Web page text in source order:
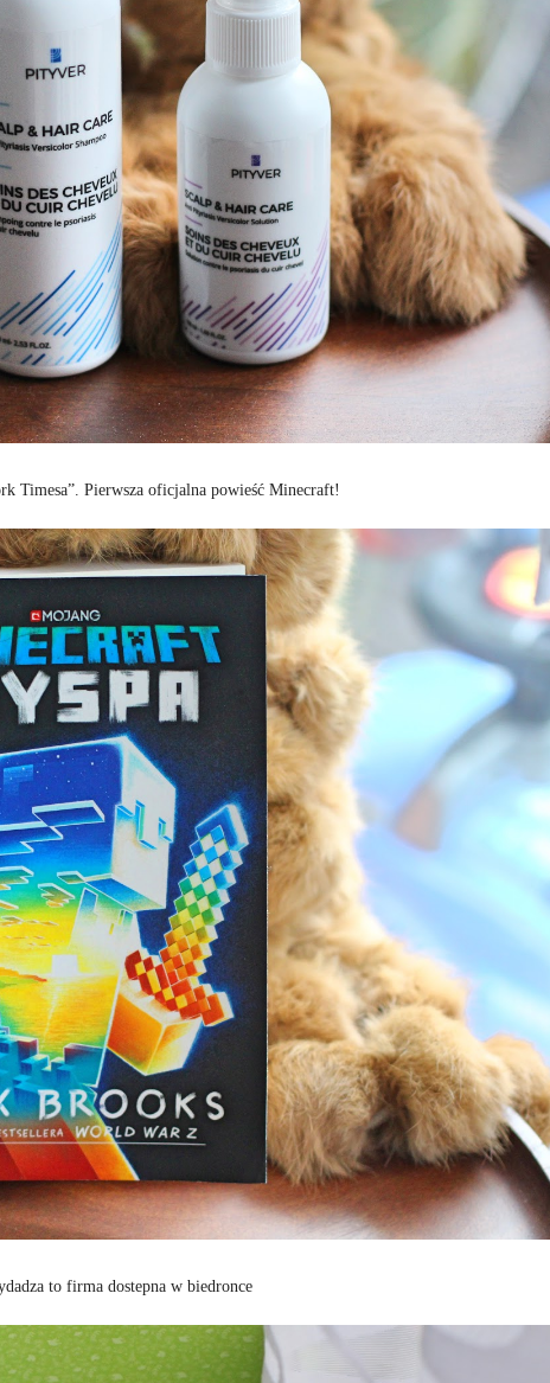
Timesa”. Pierwsza oficjalna powieść Minecraft!
to firma dostepna w biedronce